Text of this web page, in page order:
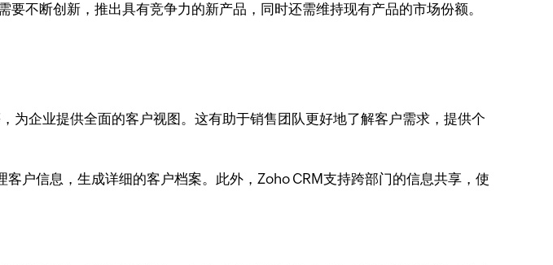
不断创新，推出具有竞争力的新产品，同时还需维持现有产品的市场份额。
为企业提供全面的客户视图。这有助于销售团队更好地了解客户需求，提供个
户信息，生成详细的客户档案。此外，Zoho CRM支持跨部门的信息共享，使